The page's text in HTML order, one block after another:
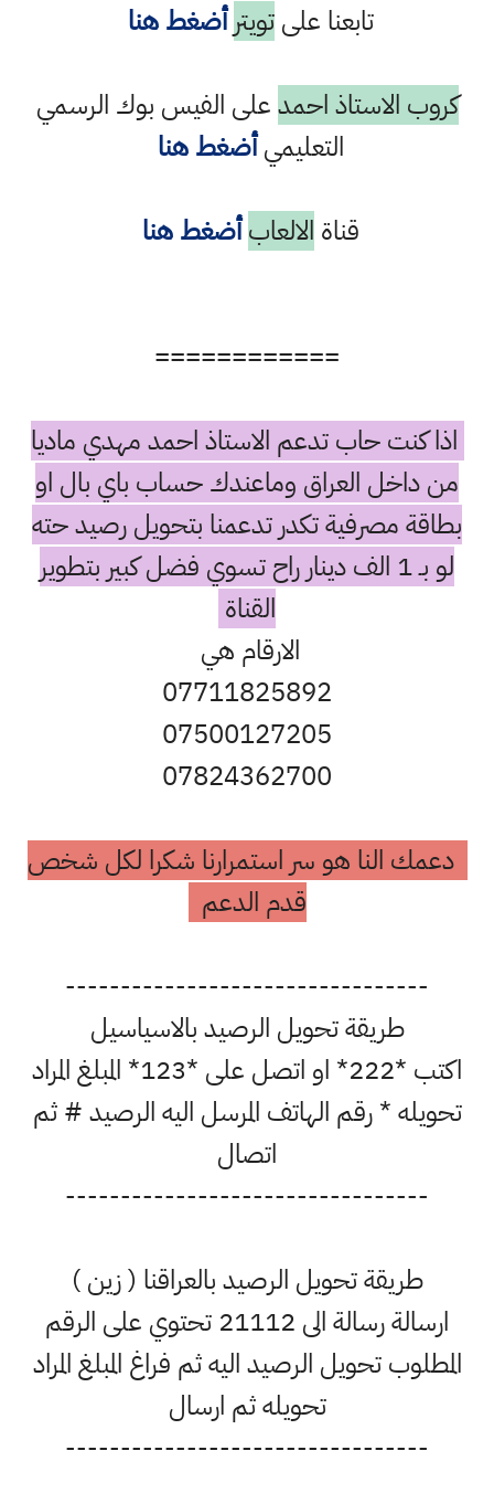
تابعنا علىتويتر أضغط هنا
كروب الاستاذ احمدعلى الفيس بوك الرسمي
التعليميأضغط هنا
قناة الالعاب أضغط هنا
============
اذا كنت حاب تدعم الاستاذ احمد مهدي ماديا
من داخل العراق وماعندك حساب باي بال او
بطاقة مصرفية تكدر تدعمنا بتحويل رصيد حته
لو بـ 1 الف دينار راح تسوي فضل كبير بتطوير
القناة
الارقام هي
07711825892
07500127205
07824362700
دعمك النا هو سر استمرارنا شكرا لكل شخص
قدم الدعم
---------------------------------
طريقة تحويل الرصيد بالاسياسيل
اكتب *222* او اتصل على *123* المبلغ المراد
تحويله * رقم الهاتف المرسل اليه الرصيد # ثم
اتصال
---------------------------------
طريقة تحويل الرصيد بالعراقنا ( زين )
ارسالة رسالة الى 21112 تحتوي على الرقم
المطلوب تحويل الرصيد اليه ثم فراغ المبلغ المراد
تحويله ثم ارسال
---------------------------------